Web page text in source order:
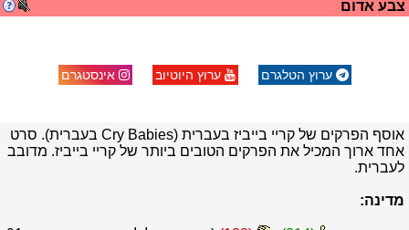
צבע אדום
ערוץ הטלגרם ערוץ היוטיוב אינסטגרם
אוסף הפרקים של קריי בייביז בעברית (Cry Babies בעברית). סרט
אחד ארוך המכיל את הפרקים הטובים ביותר של קריי בייביז. מדובב
לעברית.
מדינה: